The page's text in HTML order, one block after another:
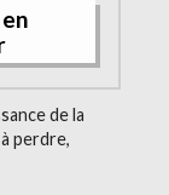
de la
perdre,